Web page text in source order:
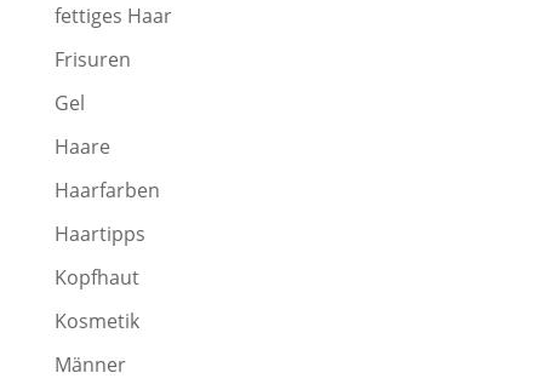
fettiges Haar
Frisuren
Gel
Haare
Haarfarben
Haartipps
Kopfhaut
Kosmetik
Männer